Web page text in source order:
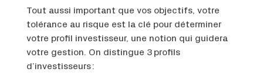
Tout aussi important que vos objectifs, votre
tolérance au risque est la clé pour déterminer
votre profil investisseur, une notion qui guidera
votre gestion. On distingue 3 profils
d’investisseurs :